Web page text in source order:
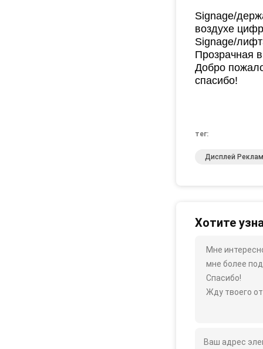
Signage/
воздухе
Signage/
Прозрачная
Добро
спасибо!
тег:
Дисплей
Хотите
Мне
мне более
Спасибо!
Жду твоего